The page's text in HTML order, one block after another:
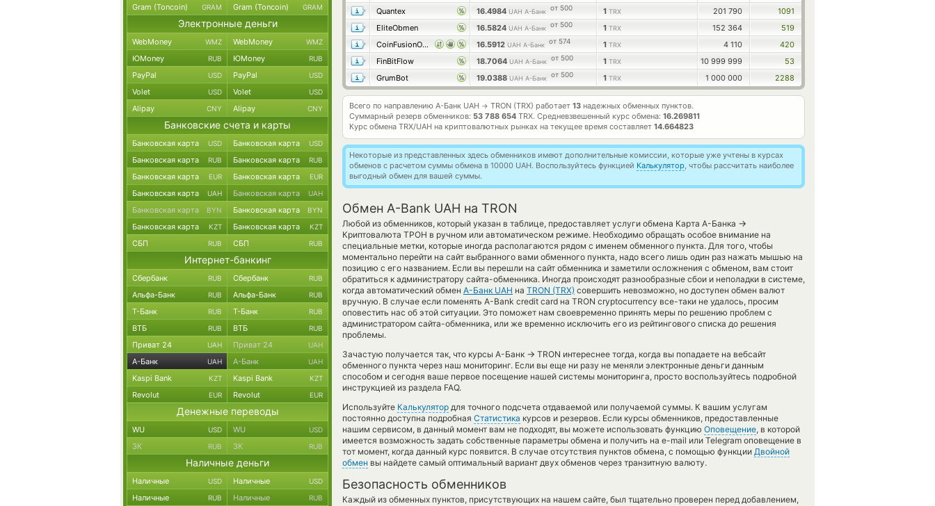
Quantex
16.4984 UAH А-Банк от 500 1 TRX 201 790
1091
EliteObmen
16.5824 UAH А-Банк от 500 1 TRX 152 364
519
CoinFusionOne
16.5912 UAH А-Банк от 574 1 TRX 4 110
420
FinBitFlow
18.7064 UAH А-Банк от 500 1 TRX 10 999 999
53
GrumBot
19.0388 UAH А-Банк от 500 1 TRX 1 000 000 2288
Всего по направлению А-Банк UAH → TRON (TRX) работает 13 надежных обменных пунктов.
Суммарный резерв обменников: 53 788 654 TRX. Средневзвешенный курс обмена: 16.269811
Курс обмена TRX/UAH на криптовалютных рынках на текущее время составляет 14.664823
Некоторые из представленных здесь обменников имеют дополнительные комиссии, которые уже учтены в курсах
обменов с расчетом суммы обмена в 10000 UAH. Воспользуйтесь функцией Калькулятор, чтобы рассчитать наиболее
выгодный обмен для вашей суммы.
Обмен A-Bank UAH на TRON
Любой из обменников, который указан в таблице, предоставляет услуги обмена Карта А-Банка →
Криптовалюта ТРОН в ручном или автоматическом режиме. Необходимо обращать особое внимание на
специальные метки, которые иногда располагаются рядом с именем обменного пункта. Для того, чтобы
моментально перейти на сайт выбранного вами обменного пункта, надо всего лишь один раз нажать мышью на
позицию с его названием. Если вы перешли на сайт обменника и заметили осложнения с обменом, вам стоит
обратиться к администратору сайта-обменника. Иногда происходят разнообразные сбои и неполадки в системе,
когда автоматический обмен А-Банк UAH на TRON (TRX) совершить невозможно, но доступен обмен валют
вручную. В случае если поменять A-Bank credit card на TRON cryptocurrency все-таки не удалось, просим
оповестить нас об этой ситуации. Это поможет нам своевременно принять меры по решению проблем с
администратором сайта-обменника, или же временно исключить его из рейтингового списка до решения
проблемы.
Зачастую получается так, что курсы А-Банк → TRON интереснее тогда, когда вы попадаете на вебсайт
обменного пункта через наш мониторинг. Если вы еще ни разу не меняли электронные деньги данным
способом и сегодня ваше первое посещение нашей системы мониторинга, просто воспользуйтесь подробной
инструкцией из раздела FAQ.
Используйте Калькулятор для точного подсчета отдаваемой или получаемой суммы. К вашим услугам
постоянно доступна подробная Статистика курсов и резервов. Если курсы обменников, предоставленные
нашим сервисом, в данный момент вам не подходят, вы можете использовать функцию Оповещение, в которой
имеется возможность задать собственные параметры обмена и получить на e-mail или Telegram оповещение в
тот момент, когда данный курс появится. В случае отсутствия пунктов обмена, с помощью функции Двойной
обмен вы найдете самый оптимальный вариант двух обменов через транзитную валюту.
Безопасность обменников
Каждый из обменных пунктов, присутствующих на нашем сайте, был тщательно проверен перед добавлением,
Gram (Toncoin) GRAM Gram (Toncoin) GRAM
Электронные деньги
WebMoney WMZ WebMoney WMZ
ЮMoney RUB ЮMoney RUB
PayPal USD PayPal USD
Volet USD Volet USD
Alipay CNY Alipay CNY
Банковские счета и карты
Банковская карта USD Банковская карта USD
Банковская карта RUB Банковская карта RUB
Банковская карта EUR Банковская карта EUR
Банковская карта UAH Банковская карта UAH
Банковская карта BYN Банковская карта BYN
Банковская карта KZT Банковская карта KZT
СБП RUB СБП RUB
Интернет-банкинг
Сбербанк RUB Сбербанк RUB
Альфа-Банк RUB Альфа-Банк RUB
Т-Банк RUB Т-Банк RUB
ВТБ RUB ВТБ RUB
Приват 24 UAH Приват 24 UAH
А-Банк UAH А-Банк UAH
Kaspi Bank KZT Kaspi Bank KZT
Revolut EUR Revolut EUR
Денежные переводы
WU USD WU USD
ЗК RUB ЗК RUB
Наличные деньги
Наличные USD Наличные USD
Наличные RUB Наличные RUB